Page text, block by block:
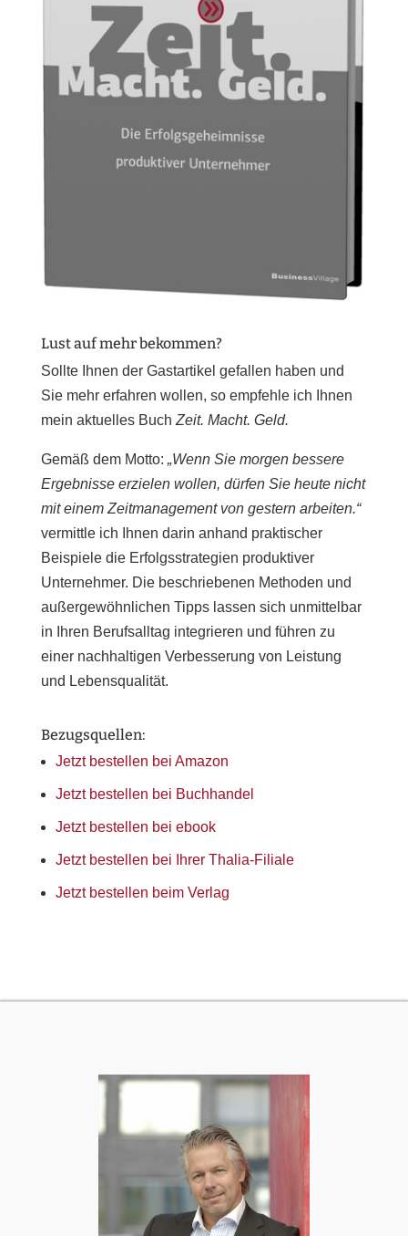
Lust auf mehr bekommen?
Sollte Ihnen der Gastartikel gefallen haben und
Sie mehr erfahren wollen, so empfehle ich Ihnen
mein aktuelles Buch Zeit. Macht. Geld.
Gemäß dem Motto: „Wenn Sie morgen bessere
Ergebnisse erzielen wollen, dürfen Sie heute nicht
mit einem Zeitmanagement von gestern arbeiten.“
vermittle ich Ihnen darin anhand praktischer
Beispiele die Erfolgsstrategien produktiver
Unternehmer. Die beschriebenen Methoden und
außergewöhnlichen Tipps lassen sich unmittelbar
in Ihren Berufsalltag integrieren und führen zu
einer nachhaltigen Verbesserung von Leistung
und Lebensqualität.
Bezugsquellen:
Jetzt bestellen bei Amazon
Jetzt bestellen bei Buchhandel
Jetzt bestellen bei ebook
Jetzt bestellen bei Ihrer Thalia-Filiale
Jetzt bestellen beim Verlag